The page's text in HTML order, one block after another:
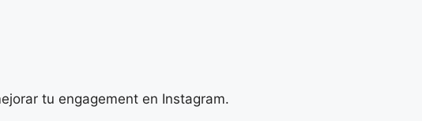
tu engagement en Instagram.